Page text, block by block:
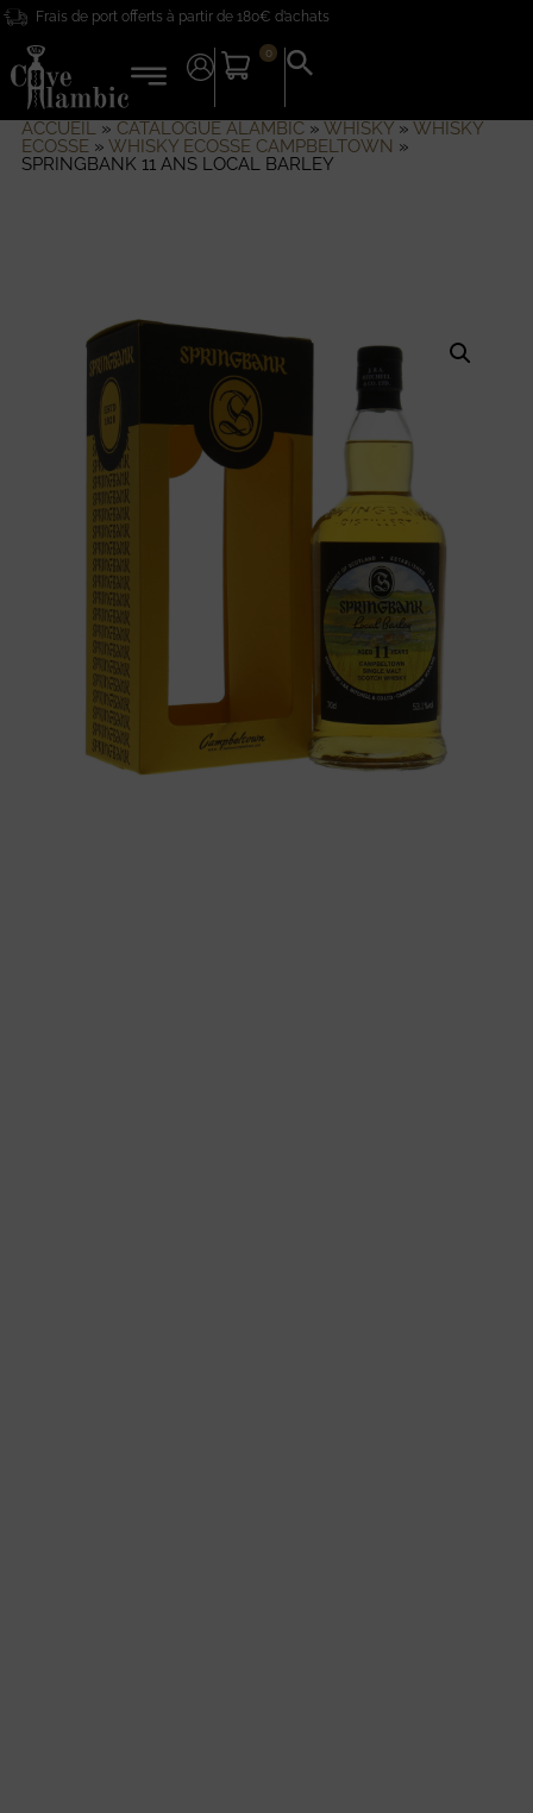
Frais de port offerts à partir de 180€ d’achats
0
Search
for:
ACCUEIL» CATALOGUE ALAMBIC» WHISKY» WHISKY
ECOSSE» WHISKY ECOSSE CAMPBELTOWN »
SPRINGBANK 11 ANS LOCAL BARLEY